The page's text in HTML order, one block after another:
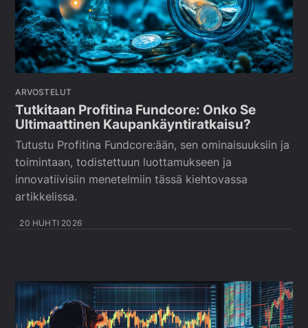
ARVOSTELUT
Tutkitaan Profitina Fundcore: Onko Se
Ultimaattinen Kaupankäyntiratkaisu?
Tutustu Profitina Fundcore:ään, sen ominaisuuksiin ja
toimintaan, todistettuun luottamukseen ja
innovatiivisiin menetelmiin tässä kiehtovassa
artikkelissa.
20 HUHTI 2026